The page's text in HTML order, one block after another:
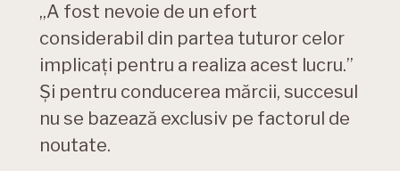
„A fost nevoie de un efort
considerabil din partea tuturor celor
implicați pentru a realiza acest lucru.”
Și pentru conducerea mărcii, succesul
nu se bazează exclusiv pe factorul de
noutate.